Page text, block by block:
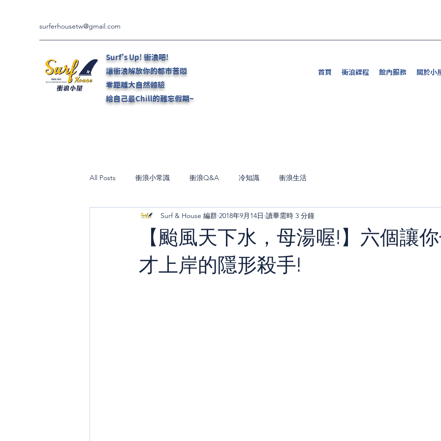
surferhousetw@gmail.com
Surf's Up! 衝浪吧!
讓衝浪解放你的都市苦悶
零距離大自然體驗
給自己最Chill的難忘假期~
首頁 衝浪課程 館內服務 關於小
All Posts 衝浪小常識 衝浪Q&A 冷知識 衝浪生活
【颱風天下水，母湯喔!】六個讓
才上岸的隱形殺手!
Surf & House 編群 2018年9月14日 讀畢需時 3 分鐘